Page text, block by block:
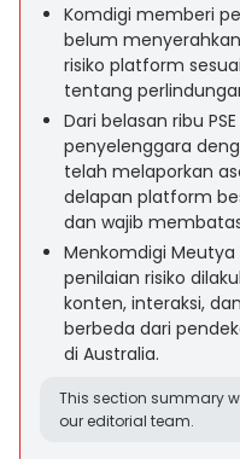
Komdigi memberi
belum
risiko platform
tentang
Dari belasan ribu
penyelenggara
telah melaporkan
delapan platform
dan wajib
Menkomdigi
penilaian risiko
konten, interaksi,
berbeda dari
di Australia.
This section summary
our editorial team.